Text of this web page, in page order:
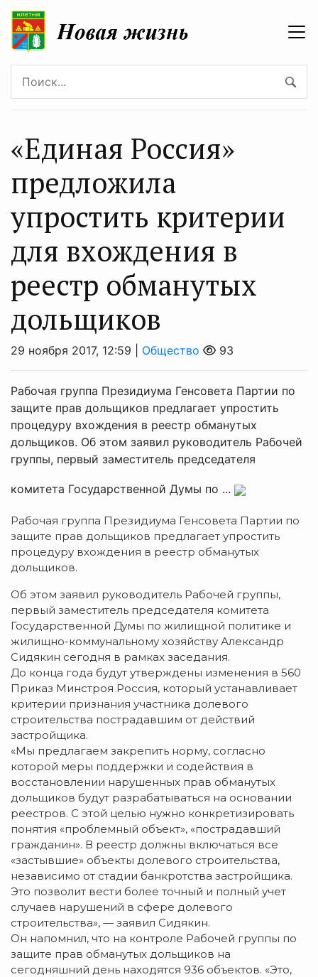
«Единая Россия»
предложила
упростить критерии
для вхождения в
реестр обманутых
дольщиков
29 ноября 2017, 12:59 | Общество 93
Рабочая группа Президиума Генсовета Партии по
защите прав дольщиков предлагает упростить
процедуру вхождения в реестр обманутых
дольщиков. Об этом заявил руководитель Рабочей
группы, первый заместитель председателя
комитета Государственной Думы по ...
Рабочая группа Президиума Генсовета Партии по
защите прав дольщиков предлагает упростить
процедуру вхождения в реестр обманутых
дольщиков.
Об этом заявил руководитель Рабочей группы,
первый заместитель председателя комитета
Государственной Думы по жилищной политике и
жилищно-коммунальному хозяйству Александр
Сидякин сегодня в рамках заседания.
До конца года будут утверждены изменения в 560
Приказ Минстроя Россия, который устанавливает
критерии признания участника долевого
строительства пострадавшим от действий
застройщика.
«Мы предлагаем закрепить норму, согласно
которой меры поддержки и содействия в
восстановлении нарушенных прав обманутых
дольщиков будут разрабатываться на основании
реестров. С этой целью нужно конкретизировать
понятия «проблемный объект», «пострадавший
гражданин». В реестр должны включаться все
«застывшие» объекты долевого строительства,
независимо от стадии банкротства застройщика.
Это позволит вести более точный и полный учет
случаев нарушений в сфере долевого
строительства», — заявил Сидякин.
Он напомнил, что на контроле Рабочей группы по
защите прав обманутых дольщиков на
сегодняшний день находятся 936 объектов. «Это,